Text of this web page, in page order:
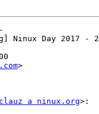
Day 2017 -
>
clauz a ninux.org>: